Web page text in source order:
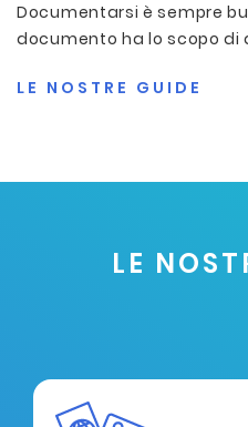
Documentarsi è sempre
documento ha lo scopo di
LE NOSTRE GUIDE
LE